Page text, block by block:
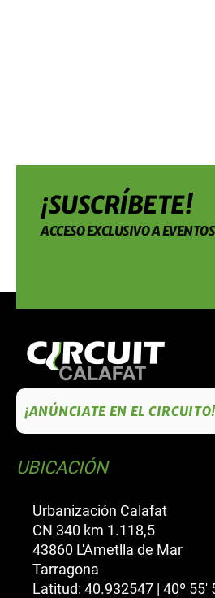
¡SUSCRÍBETE!
ACCESO EXCLUSIVO A
¡ANÚNCIATE EN EL CIRCUITO!
UBICACIÓN
Urbanización Calafat
CN 340 km 1.118,5
43860 L'Ametlla de Mar
Tarragona
Latitud: 40.932547 | 40º 55'